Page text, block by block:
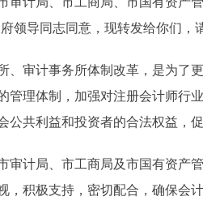
领导同志同意，现转发给你们，
审计事务所体制改革，是为了更
管理体制，加强对注册会计师行
公共利益和投资者的合法权益，
计局、市工商局及市国有资产管
，积极支持，密切配合，确保会